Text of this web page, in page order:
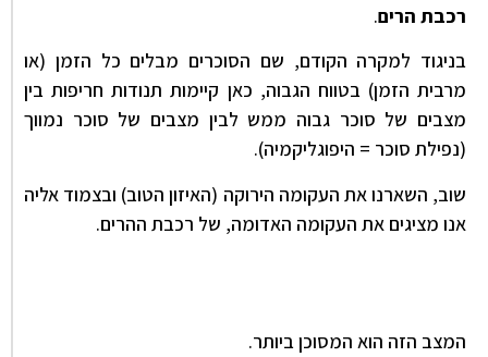
רכבת הרים.
בניגוד למקרה הקודם, שם הסוכרים מבלים כל הזמן (או
מרבית הזמן) בטווח הגבוה, כאן קיימות תנודות חריפות בין
מצבים של סוכר גבוה ממש לבין מצבים של סוכר נמווך
(נפילת סוכר = היפוגליקמיה).
שוב, השארנו את העקומה הירוקה (האיזון הטוב) ובצמוד אליה
אנו מציגים את העקומה האדומה, של רכבת ההרים.
המצב הזה הוא המסוכן ביותר.